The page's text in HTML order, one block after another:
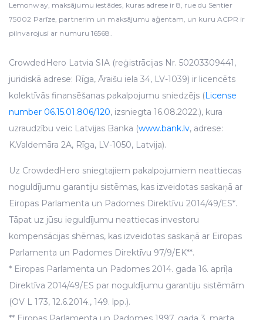
Lemonway, maksājumu iestādes, kuras adrese ir 8, rue du Sentier
75002 Parīze, partnerim un maksājumu aģentam, un kuru ACPR ir
pilnvarojusi ar numuru 16568.
CrowdedHero Latvia SIA (reģistrācijas Nr. 50203309441,
juridiskā adrese: Rīga, Āraišu iela 34, LV-1039) ir licencēts
kolektīvās finansēšanas pakalpojumu sniedzējs (License
number 06.15.01.806/120, izsniegta 16.08.2022.), kura
uzraudzību veic Latvijas Banka (www.bank.lv, adrese:
K.Valdemāra 2A, Rīga, LV-1050, Latvija).
Uz CrowdedHero sniegtajiem pakalpojumiem neattiecas
noguldījumu garantiju sistēmas, kas izveidotas saskaņā ar
Eiropas Parlamenta un Padomes Direktīvu 2014/49/ES*.
Tāpat uz jūsu ieguldījumu neattiecas investoru
kompensācijas shēmas, kas izveidotas saskaņā ar Eiropas
Parlamenta un Padomes Direktīvu 97/9/EK**.
* Eiropas Parlamenta un Padomes 2014. gada 16. aprīļa
Direktīva 2014/49/ES par noguldījumu garantiju sistēmām
(OV L 173, 12.6.2014., 149. lpp.).